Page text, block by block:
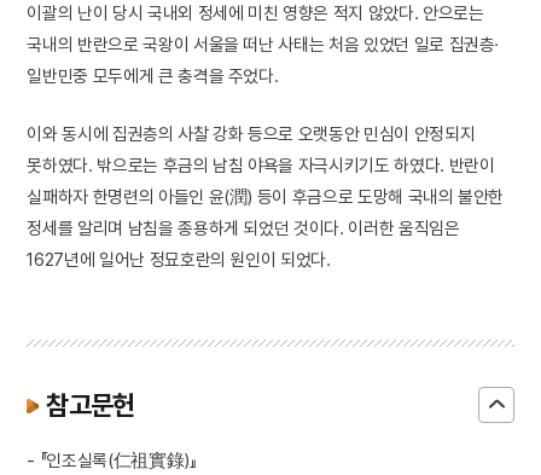
이괄의 난이 당시 국내외 정세에 미친 영향은 적지 않았다. 안으로는
국내의 반란으로 국왕이 서울을 떠난 사태는 처음 있었던 일로 집권층·
일반민중 모두에게 큰 충격을 주었다.
이와 동시에 집권층의 사찰 강화 등으로 오랫동안 민심이 안정되지
못하였다. 밖으로는 후금의 남침 야욕을 자극시키기도 하였다. 반란이
실패하자 한명련의 아들인 윤(潤) 등이 후금으로 도망해 국내의 불안한
정세를 알리며 남침을 종용하게 되었던 것이다. 이러한 움직임은
1627년에 일어난 정묘호란의 원인이 되었다.
참고문헌
- 『인조실록(仁祖實錄)』